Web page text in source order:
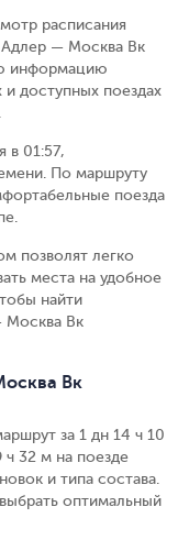
расписания
Адлер — Москва Вк
информацию
доступных поездах
в 01:57,
По маршруту
поезда
позволят легко
места на удобное
найти
Москва Вк
Вк
за 1 дн 14 ч 10
32 м на поезде
и типа состава.
оптимальный